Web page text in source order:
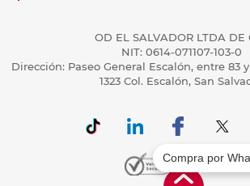
OD EL SALVADOR LTDA DE
NIT: 0614-071107-103-0
Dirección: Paseo General Escalón, entre 83
1323 Col. Escalón, San
Compra por